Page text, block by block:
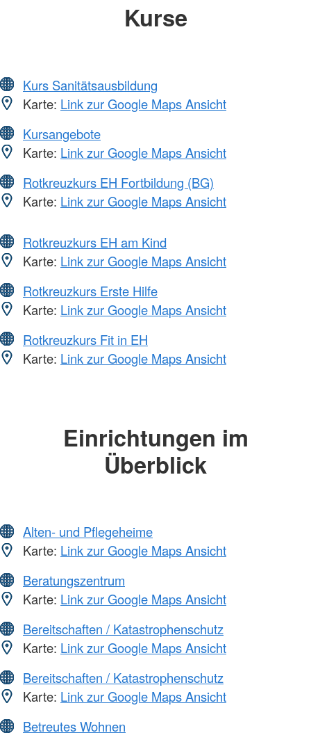
Kurse
Kurs Sanitätsausbildung
Karte: Link zur Google Maps Ansicht
Kursangebote
Karte: Link zur Google Maps Ansicht
Rotkreuzkurs EH Fortbildung (BG)
Karte: Link zur Google Maps Ansicht
Rotkreuzkurs EH am Kind
Karte: Link zur Google Maps Ansicht
Rotkreuzkurs Erste Hilfe
Karte: Link zur Google Maps Ansicht
Rotkreuzkurs Fit in EH
Karte: Link zur Google Maps Ansicht
Einrichtungen im
Überblick
Alten- und Pflegeheime
Karte: Link zur Google Maps Ansicht
Beratungszentrum
Karte: Link zur Google Maps Ansicht
Bereitschaften / Katastrophenschutz
Karte: Link zur Google Maps Ansicht
Bereitschaften / Katastrophenschutz
Karte: Link zur Google Maps Ansicht
Betreutes Wohnen